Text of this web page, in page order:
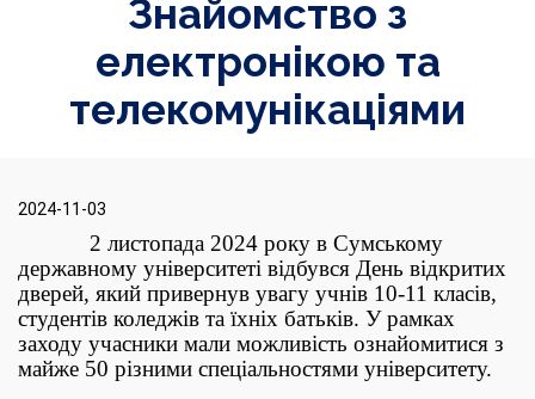
Знайомство з
електронікою та
телекомунікаціями
2024-11-03
2 листопада 2024 року в Сумському
державному університеті відбувся День відкритих
дверей, який привернув увагу учнів 10-11 класів,
студентів коледжів та їхніх батьків. У рамках
заходу учасники мали можливість ознайомитися з
майже 50 різними спеціальностями університету.